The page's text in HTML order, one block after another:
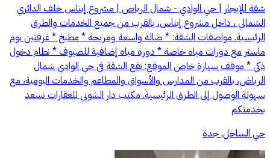
شقة للإيجار | حي الوادي - شمال الرياض | مشروع إيناس خلف الدائري
الشمالي ، داخل مشروع إيناس، بالقرب من جميع الخدمات والطرق
الرئيسية. مواصفات الشقة: * صالة واسعة ومريحة * مطبخ * غرفتين نوم
ماستر مع دورات مياه خاصة * دورة مياه إضافية للضيوف * نظام دخول
ذكي * موقف سيارة خاص الموقع: تقع الشقة في حي الوادي شمال
الرياض، بالقرب من المدارس والأسواق والمطاعم والخدمات اليومية، مع
سهولة الوصول إلى الطرق الرئيسية. مكتب دار الشويي للعقارات نسعد
بخدمتكم
حي الساحل, جدة